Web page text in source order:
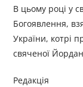
В цьому році у
Богоявлення,
України, котрі
свяченої
Редакція